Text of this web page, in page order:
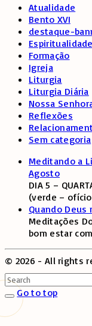
Atualidade
Bento XVI
destaque-
Espiritualidade
Formação
Igreja
Liturgia
Liturgia Diária
Nossa
Reflexões
Sem categoria
Meditando a
Agosto
DIA 5 –
(verde –
Quando
Meditações
bom estar
© 2026 - All rights
Go to top